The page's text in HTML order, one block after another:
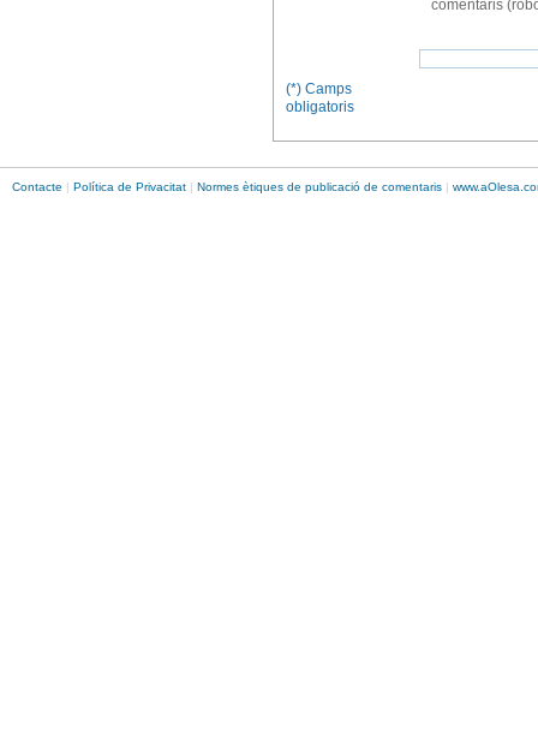
comentaris
(*) Camps
obligatoris
Contacte | Política de Privacitat | Normes ètiques de publicació de comentaris | www.aOlesa